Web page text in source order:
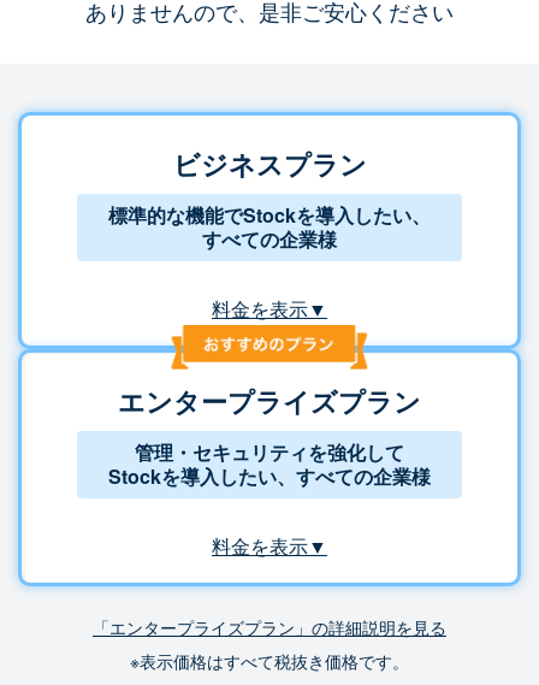
ありませんので、是非ご安心ください
ビジネスプラン
標準的な機能でStockを導入したい、
すべての企業様
料金を表示▼
エンタープライズプラン
管理・セキュリティを強化して
Stockを導入したい、すべての企業様
料金を表示▼
「エンタープライズプラン」の詳細説明を見る
※表示価格はすべて税抜き価格です。